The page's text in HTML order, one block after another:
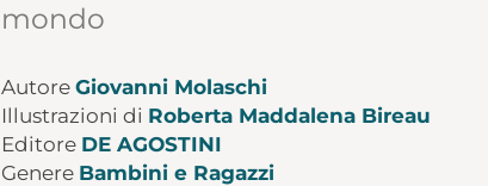
mondo
Autore Giovanni Molaschi
Illustrazioni di Roberta Maddalena Bireau
Editore DE AGOSTINI
Genere Bambini e Ragazzi